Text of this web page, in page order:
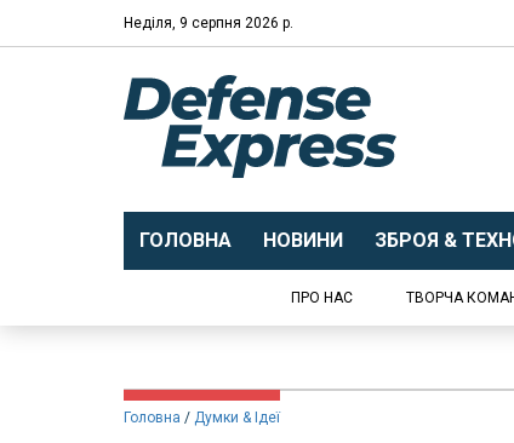
Неділя, 9 серпня 2026 р.
ГОЛОВНА НОВИНИ ЗБРОЯ &
ПРО НАС ТВОРЧА
Головна Думки & Ідеї